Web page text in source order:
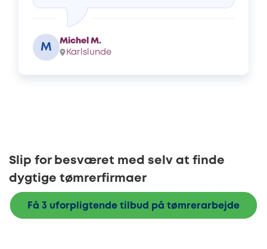
M
Michel M.
Karlslunde
Slip for besværet med selv at finde
dygtige tømrerfirmaer
Få 3 uforpligtende tilbud på tømrerarbejde